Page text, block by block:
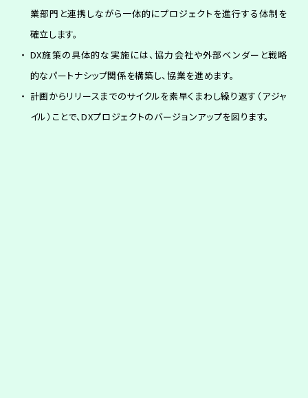
業部門と連携しながら一体的にプロジェクトを進行する体制を
確立します。
DX施策の具体的な実施には、協力会社や外部ベンダーと戦略
的なパートナシップ関係を構築し、協業を進めます。
計画からリリースまでのサイクルを素早くまわし繰り返す（アジャ
イル）ことで、DXプロジェクトのバージョンアップを図ります。